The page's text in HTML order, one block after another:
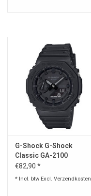
G-Shock G-Shock
Classic GA-2100
zwart/grijs horloge
€82,90 *
* Incl. btw Excl. Verzendkosten